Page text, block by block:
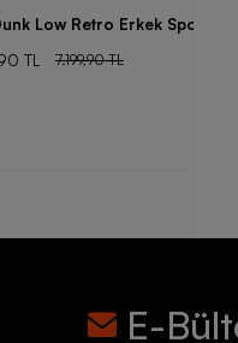
Low Retro Erkek Spor
TL
7.199,90 TL
E-